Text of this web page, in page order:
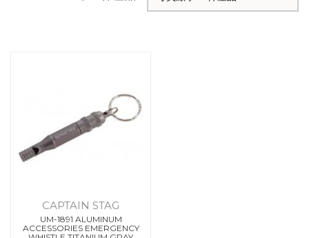
CAPTAIN STAG
UM-1891 ALUMINUM
ACCESSORIES EMERGENCY